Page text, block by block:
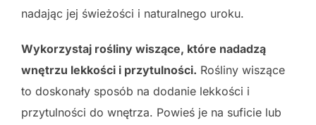
nadając jej świeżości i naturalnego uroku.
Wykorzystaj rośliny wiszące, które nadadzą
wnętrzu lekkości i przytulności. Rośliny wiszące
to doskonały sposób na dodanie lekkości i
przytulności do wnętrza. Powieś je na suficie lub